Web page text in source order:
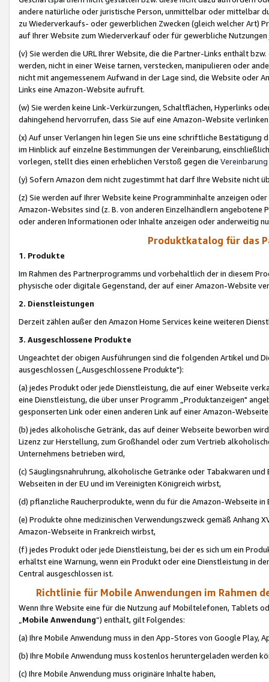
andere natürliche oder juristische Person, unmittelbar oder mittelbar
zu Wiederverkaufs- oder gewerblichen Zwecken (gleich welcher Art)
auf Ihrer Website zum Wiederverkauf oder für gewerbliche
(v) Sie werden die URL Ihrer Website, die die Partner-Links enthält
werden, nicht in einer Weise tarnen, verstecken, manipulieren oder
nicht mit angemessenem Aufwand in der Lage sind, die Website oder
Links eine Amazon-Website aufruft.
(w) Sie werden keine Link-Verkürzungen, Schaltflächen, Hyperlinks
dahingehend hervorrufen, dass Sie auf eine Amazon-Website
(x) Auf unser Verlangen hin legen Sie uns eine schriftliche
im Hinblick auf einzelne Bestimmungen der Vereinbarung,
vorlegen, stellt dies einen erheblichen Verstoß gegen die Vereinbarung
(y) Sofern Amazon dem nicht zugestimmt hat darf Ihre Website nicht
(z) Sie werden auf Ihrer Website keine Programminhalte anzeigen
Amazon-Websites sind (z. B. von anderen Einzelhändlern
oder anderen Informationen oder Inhalte anzeigen oder anderweitig
Produktkatalog für das
1. Produkte
Im Rahmen des Partnerprogramms und vorbehaltlich der in diesem
physische oder digitale Gegenstand, der auf einer Amazon-Website
2. Dienstleistungen
Derzeit zählen außer den Amazon Home Services keine weiteren
3. Ausgeschlossene Produkte
Ungeachtet der obigen Ausführungen sind die folgenden Artikel und
ausgeschlossen („Ausgeschlossene Produkte"):
(a) jedes Produkt oder jede Dienstleistung, die auf einer Webseite
eine Dienstleistung, die über unser Programm „Produktanzeigen"
gesponserten Link oder einen anderen Link auf einer Amazon-
(b) jedes alkoholische Getränk, das auf deiner Webseite beworben
Lizenz zur Herstellung, zum Großhandel oder zum Vertrieb
Unternehmens betrieben wird,
(c) Säuglingsnahruhrung, alkoholische Getränke oder Tabakwaren
Webseiten in der EU und im Vereinigten Königreich wirbst,
(d) pflanzliche Raucherprodukte, wenn du für die Amazon-Webseite in
(e) Produkte ohne medizinischen Verwendungszweck gemäß Anhang
Amazon-Webseite in Frankreich wirbst,
(f) jedes Produkt oder jede Dienstleistung, bei der es sich um ein
erhältst eine Warnung, wenn ein Produkt oder eine Dienstleistung in
Central ausgeschlossen ist.
Richtlinie für Mobile Anwendungen im Rahmen
Wenn Ihre Website eine für die Nutzung auf Mobiltelefonen, Tablets
„Mobile Anwendung“) enthält, gilt Folgendes:
(a) Ihre Mobile Anwendung muss in den App-Stores von Google Play,
(b) Ihre Mobile Anwendung muss kostenlos heruntergeladen werden
(c) Ihre Mobile Anwendung muss originäre Inhalte haben,